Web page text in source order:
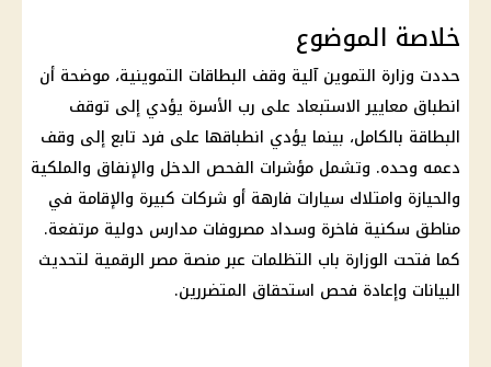
خلاصة الموضوع
حددت وزارة التموين آلية وقف البطاقات التموينية، موضحة أن
انطباق معايير الاستبعاد على رب الأسرة يؤدي إلى توقف
البطاقة بالكامل، بينما يؤدي انطباقها على فرد تابع إلى وقف
دعمه وحده. وتشمل مؤشرات الفحص الدخل والإنفاق والملكية
والحيازة وامتلاك سيارات فارهة أو شركات كبيرة والإقامة في
مناطق سكنية فاخرة وسداد مصروفات مدارس دولية مرتفعة.
كما فتحت الوزارة باب التظلمات عبر منصة مصر الرقمية لتحديث
البيانات وإعادة فحص استحقاق المتضررين.